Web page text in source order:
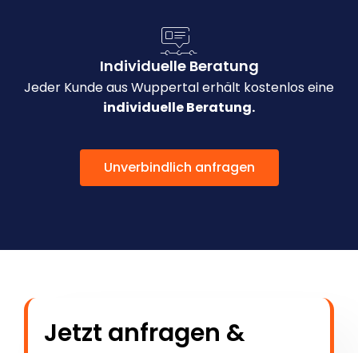
Individuelle Beratung
Jeder Kunde aus Wuppertal erhält kostenlos eine
individuelle Beratung.
Unverbindlich anfragen
Jetzt anfragen &